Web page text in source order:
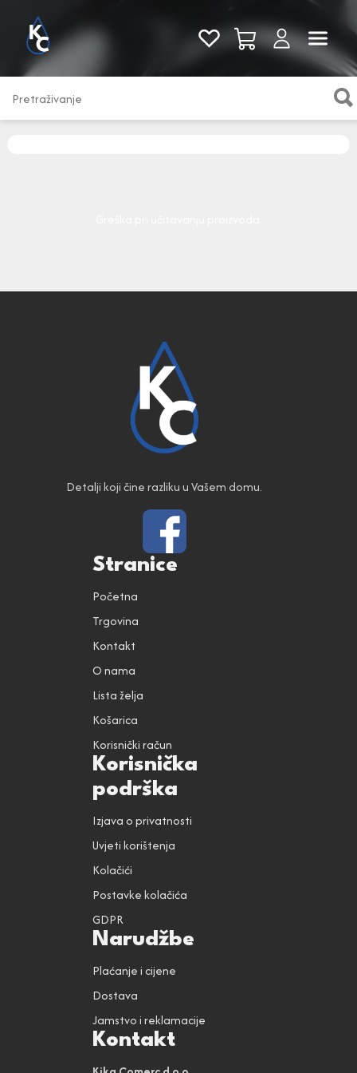
Pogledaj sve
Detalji koji čine razliku u Vašem domu.
Stranice
Početna
Trgovina
Kontakt
O nama
Lista želja
Košarica
Korisnički račun
Korisnička
podrška
Izjava o privatnosti
Uvjeti korištenja
Kolačići
Postavke kolačića
GDPR
Narudžbe
Plaćanje i cijene
Dostava
Jamstvo i reklamacije
Kontakt